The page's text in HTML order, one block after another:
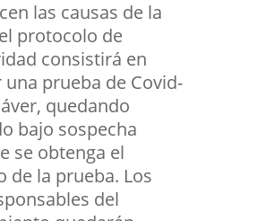
las causas de la
protocolo de
consistirá en
prueba de Covid-
quedando
bajo sospecha
se obtenga el
de la prueba. Los
del